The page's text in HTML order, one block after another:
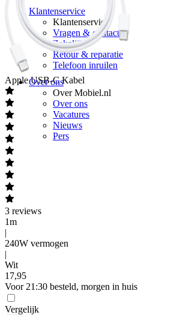
Klantenservice
Klantenservice
Vragen & contact
Zakelijk
Retour & reparatie
Telefoon inruilen
Over ons
Over Mobiel.nl
Over ons
Vacatures
Nieuws
Pers
Apple USB-C Kabel
3 reviews
1m
|
240W vermogen
|
Wit
17,95
Voor 21:30 besteld, morgen in huis
Vergelijk